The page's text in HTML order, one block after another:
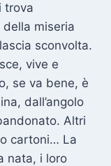
trova
miseria
sconvolta.
vive e
se va bene, è
dall’angolo
Altri
cartoni… La
nata, i loro